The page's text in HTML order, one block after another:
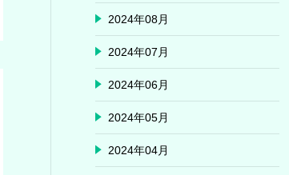
2024年08月
2024年07月
2024年06月
2024年05月
2024年04月